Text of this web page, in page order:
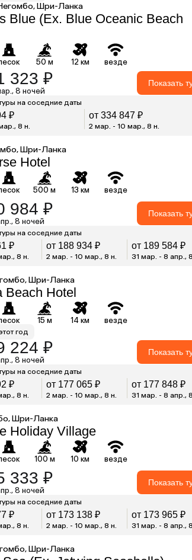
Шри-Ланка
Blue (Ex. Blue Oceanic Beach
50 м 12 км везде
323 ₽
8 ночей
Показать
на соседние даты
₽
8 н.
от 334 847 ₽
2 мар. - 10 мар., 8 н.
Шри-Ланка
Hotel
500 м 13 км везде
984 ₽
8 ночей
Показать
на соседние даты
₽
8 н.
от 188 934 ₽
2 мар. - 10 мар., 8 н.
от 189 584 ₽
31 мар. - 8 апр., 8
Шри-Ланка
Beach Hotel
15 м 14 км везде
год
224 ₽
8 ночей
Показать
на соседние даты
₽
8 н.
от 177 065 ₽
2 мар. - 10 мар., 8 н.
от 177 848 ₽
31 мар. - 8 апр., 8
Шри-Ланка
Holiday Village
100 м 10 км везде
333 ₽
8 ночей
Показать
на соседние даты
₽
8 н.
от 173 138 ₽
2 мар. - 10 мар., 8 н.
от 173 965 ₽
31 мар. - 8 апр., 8
Шри-Ланка